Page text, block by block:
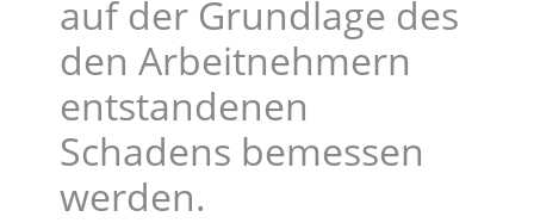
auf der Grundlage des
den Arbeitnehmern
entstandenen
Schadens bemessen
werden.